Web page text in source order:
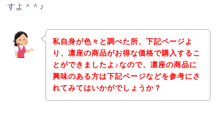
すよ＾＾♪
私自身が色々と調べた所、下記ページよ
り、凛座の商品がお得な価格で購入するこ
とができましたよ♪なので、凛座の商品に
興味のある方は下記ページなどを参考にさ
れてみてはいかがでしょうか？